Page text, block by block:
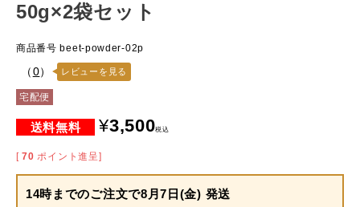
50g×2袋セット
商品番号 beet-powder-02p
（0） レビューを見る
宅配便
¥3,500税込
[ 70 ポイント進呈]
14時までのご注文で8月7日(金) 発送